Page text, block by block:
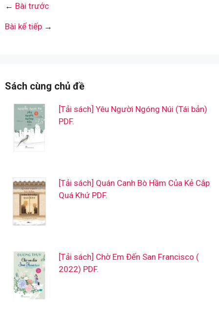
← Bài trước
Bài kế tiếp →
Sách cùng chủ đề
[Tải sách] Yêu Người Ngóng Núi (Tái bản)
PDF.
[Tải sách] Quán Canh Bò Hầm Của Kẻ Cắp
Quá Khứ PDF.
[Tải sách] Chờ Em Đến San Francisco (
2022) PDF.